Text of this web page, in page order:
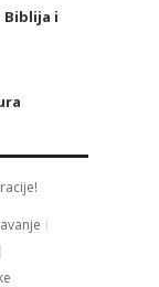
Biblija i